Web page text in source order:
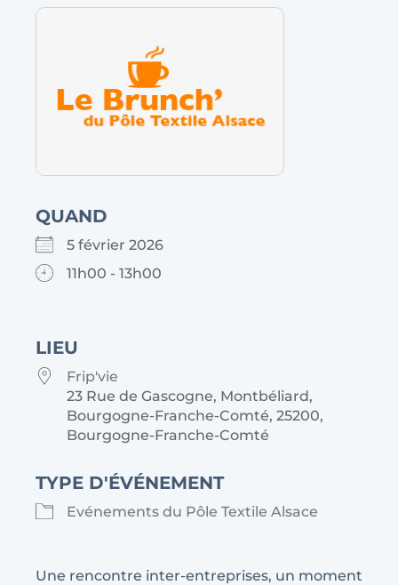
QUAND
5 février 2026
11h00 - 13h00
LIEU
Frip'vie
23 Rue de Gascogne, Montbéliard,
Bourgogne-Franche-Comté, 25200,
Bourgogne-Franche-Comté
TYPE D'ÉVÉNEMENT
Evénements du Pôle Textile Alsace
Une rencontre inter-entreprises, un moment